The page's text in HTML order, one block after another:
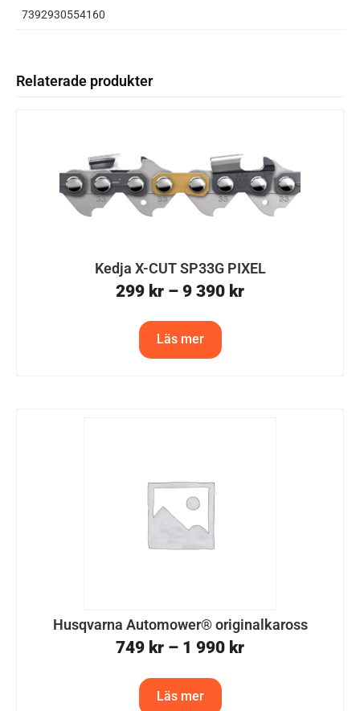
7392930554160
Relaterade produkter
Kedja X-CUT SP33G PIXEL
299 kr – 9 390 kr
Läs mer
Husqvarna Automower® originalkaross
749 kr – 1 990 kr
Läs mer